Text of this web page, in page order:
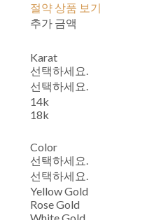
절약 상품 보기
추가 금액
Karat
선택하세요.
선택하세요.
14k
18k
Color
선택하세요.
선택하세요.
Yellow Gold
Rose Gold